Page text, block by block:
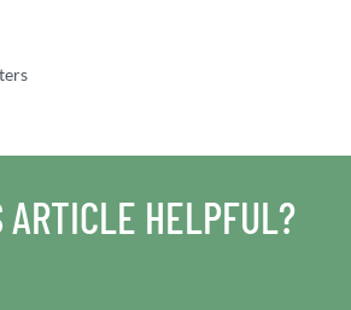
ARTICLE HELPFUL?